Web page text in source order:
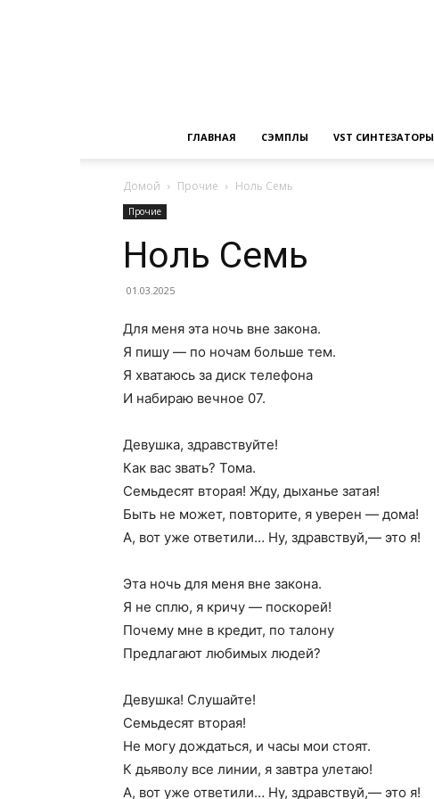
ГЛАВНАЯ СЭМПЛЫ VST СИНТЕЗАТОРЫ
Домой Прочие Ноль Семь
Прочие
Ноль Семь
01.03.2025
Для меня эта ночь вне закона.
Я пишу — по ночам больше тем.
Я хватаюсь за диск телефона
И набираю вечное 07.
Девушка, здравствуйте!
Как вас звать? Тома.
Семьдесят вторая! Жду, дыханье затая!
Быть не может, повторите, я уверен — дома!
А, вот уже ответили… Ну, здравствуй,— это я!
Эта ночь для меня вне закона.
Я не сплю, я кричу — поскорей!
Почему мне в кредит, по талону
Предлагают любимых людей?
Девушка! Слушайте!
Семьдесят вторая!
Не могу дождаться, и часы мои стоят.
К дьяволу все линии, я завтра улетаю!
А, вот уже ответили… Ну, здравствуй,— это я!